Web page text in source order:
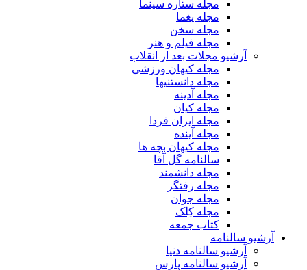
مجله ستاره سینما
مجله یغما
مجله سخن
مجله فیلم و هنر
آرشیو مجلات بعد از انقلاب
مجله کیهان ورزشی
مجله دانستنیها
مجله آدینه
مجله کیان
مجله ایران فردا
مجله آینده
مجله کیهان بچه ها
سالنامه گل آقا
مجله دانشمند
مجله رفتگر
مجله جوان
مجله کِلک
کتاب جمعه
آرشیو سالنامه
آرشیو سالنامه دنیا
آرشیو سالنامه پارس